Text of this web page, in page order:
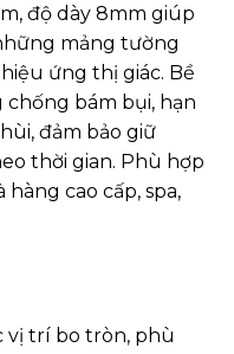
độ dày 8mm giúp
mảng tường
ứng thị giác. Bề
chống bám bụi, hạn
đảm bảo giữ
thời gian. Phù hợp
cao cấp, spa,
vị trí bo tròn, phù